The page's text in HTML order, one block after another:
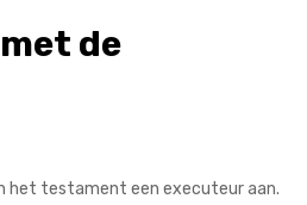
de
het testament een executeur aan.